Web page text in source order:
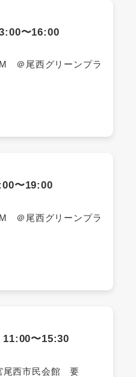
〜16:00
＠尾西グリーンプラ
〜19:00
＠尾西グリーンプラ
〜15:30
尾西市民会館 要